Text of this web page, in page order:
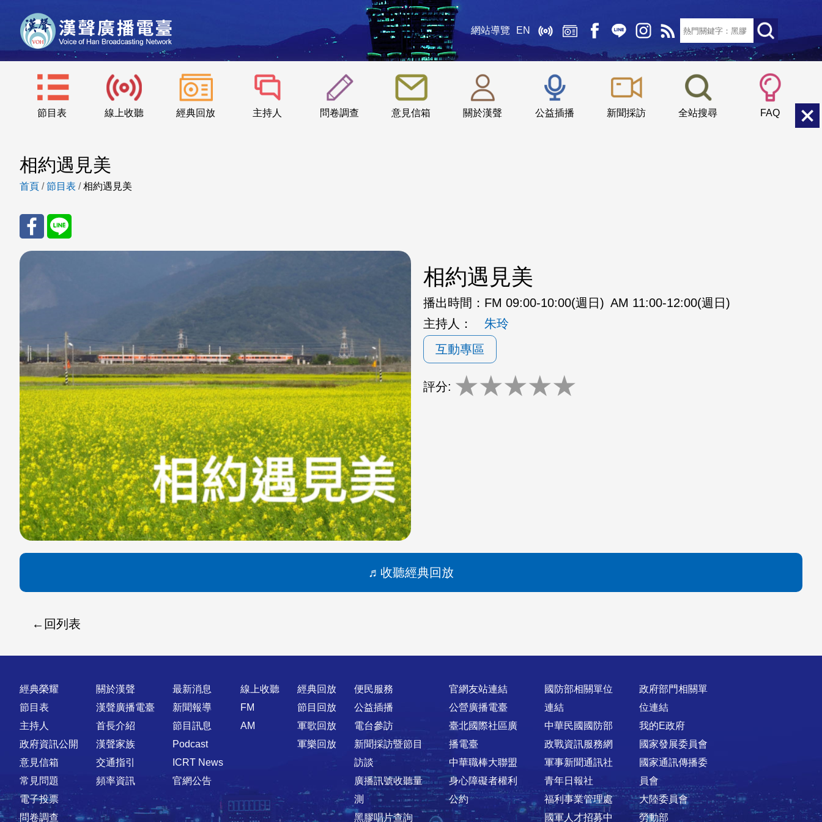
網站導覽 EN
節目表 線上收聽 經典回放 主持人 問卷調查 意見信箱 關於漢聲 公益插播 新聞採訪 全站搜尋 FAQ
::: 小 中
相約遇見美
首頁 /節目表 /相約遇見美
分享
至
Fac
ok
相約遇見美
播出時間： FM 09:00-10:00(週日) AM 11:00-12:00(週日)
主持人：
朱玲
互動專區
評分: ★★★★★
收聽經典回放
回列表
快速連結
經典榮耀
節目表
主持人
政府資訊公開
意見信箱
常見問題
電子投票
問卷調查
關於漢聲
漢聲廣播電臺
首長介紹
漢聲家族
交通指引
頻率資訊
最新消息
新聞報導
節目訊息
Podcast
ICRT News
官網公告
線上收聽
FM
AM
經典回放
節目回放
軍歌回放
軍樂回放
便民服務
公益插播
電台參訪
新聞採訪暨節目
訪談
廣播訊號收聽量
測
黑膠唱片查詢
官網友站連結
公營廣播電臺
臺北國際社區廣
播電臺
中華職棒大聯盟
身心障礙者權利
公約
國防部相關單位
連結
中華民國國防部
政戰資訊服務網
軍事新聞通訊社
青年日報社
福利事業管理處
國軍人才招募中
政府部門相關單
位連結
我的E政府
國家發展委員會
國家通訊傳播委
員會
大陸委員會
勞動部